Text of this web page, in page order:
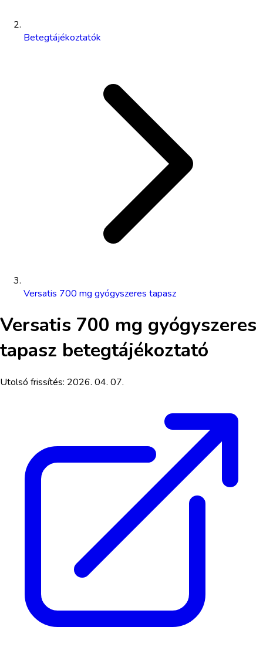
Betegtájékoztatók
Versatis 700 mg gyógyszeres tapasz
Versatis 700 mg gyógyszeres
tapasz betegtájékoztató
Utolsó frissítés: 2026. 04. 07.